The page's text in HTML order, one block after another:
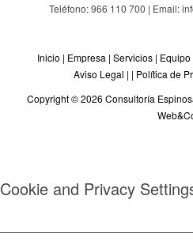
Teléfono: 966 110 700 | Email:
Inicio | Empresa | Servicios| Equipo
Aviso Legal | | Política de
Copyright © 2026 Consultoría
Cookie and Privacy